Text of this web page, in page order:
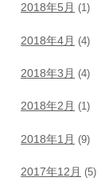
2018年5月 (1)
2018年4月 (4)
2018年3月 (4)
2018年2月 (1)
2018年1月 (9)
2017年12月 (5)